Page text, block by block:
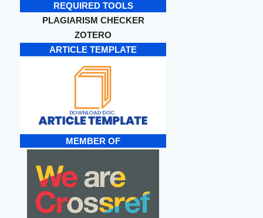
REQUIRED TOOLS
PLAGIARISM CHECKER
ZOTERO
ARTICLE TEMPLATE
MEMBER OF